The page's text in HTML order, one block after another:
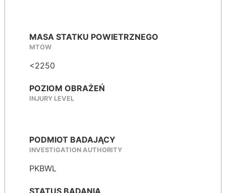
MASA STATKU POWIETRZNEGO
MTOW
<2250
POZIOM OBRAŻEŃ
INJURY LEVEL
PODMIOT BADAJĄCY
INVESTIGATION AUTHORITY
PKBWL
STATUS BADANIA